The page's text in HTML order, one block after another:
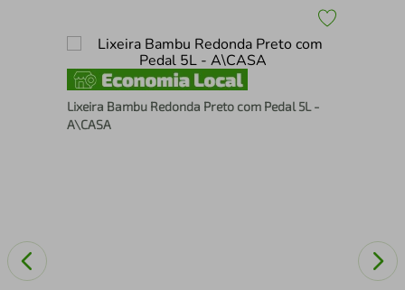
Lixeira Bambu Redonda Preto com Pedal 5L -
A\CASA